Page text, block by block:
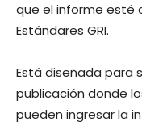
que el informe esté
Estándares GRI.
Está diseñada para
publicación donde
pueden ingresar la